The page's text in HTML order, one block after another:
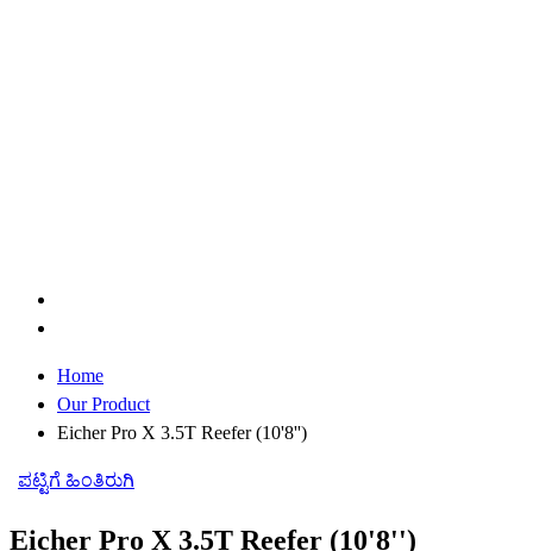
Home
Our Product
Eicher Pro X 3.5T Reefer (10'8'')
ಪಟ್ಟಿಗೆ ಹಿಂತಿರುಗಿ
Eicher Pro X 3.5T Reefer (10'8'')